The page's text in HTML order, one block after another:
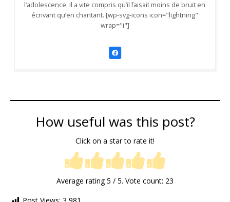
l’adolescence. Il a vite compris qu’il faisait moins de bruit en
écrivant qu’en chantant. [wp-svg-icons icon="lightning"
wrap="i"]
How useful was this post?
Click on a star to rate it!
Average rating5 / 5. Vote count: 23